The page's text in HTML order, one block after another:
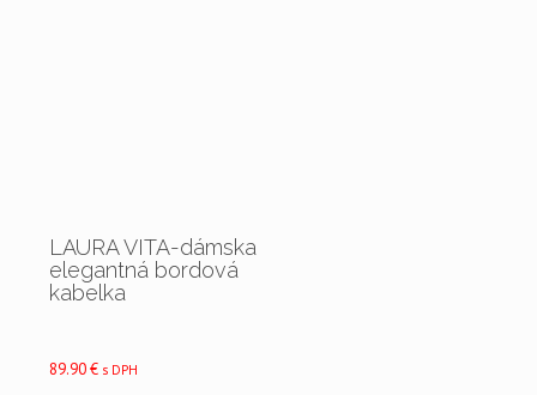
LAURA VITA-dámska
elegantná bordová
kabelka
89.90€ s DPH